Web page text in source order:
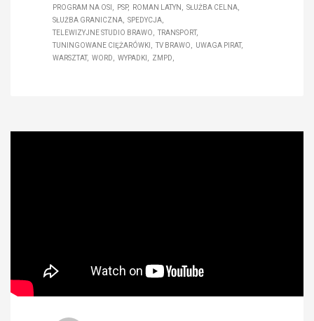
PROGRAM NA OSI
PSP ROMAN LATYN
SŁUŻBA CELNA
SŁUŻBA GRANICZNA
SPEDYCJA
TELEWIZYJNE STUDIO BRAWO
TRANSPORT
TUNINGOWANE CIĘŻARÓWKI
TV BRAWO
UWAGA PIRAT
WARSZTAT
WORD WYPADKI ZMPD